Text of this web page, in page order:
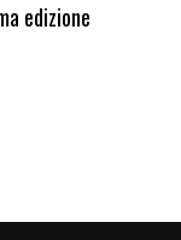
edizione